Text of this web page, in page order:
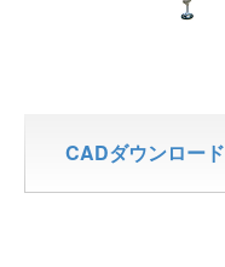
CADダウンロード